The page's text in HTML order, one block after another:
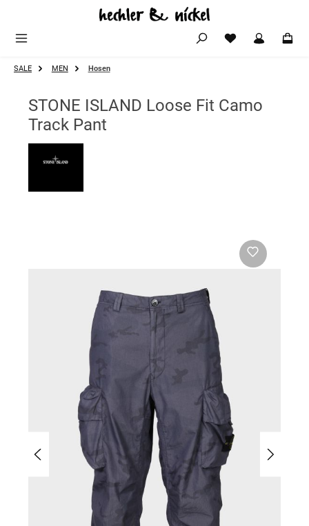
Zum Hauptinhalt springen
SALE MEN Hosen
STONE ISLAND Loose Fit Camo
Track Pant